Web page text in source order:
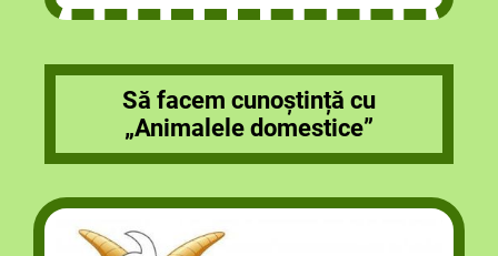
Să facem cunoștință cu
„Animalele domestice”